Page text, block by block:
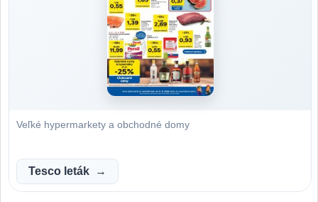
Veľké hypermarkety a obchodné domy
Tesco leták